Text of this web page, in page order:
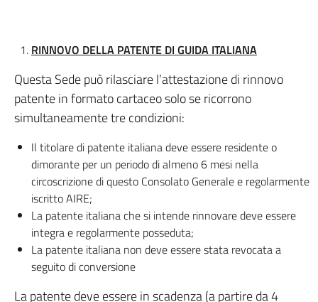
RINNOVO DELLA PATENTE DI GUIDA ITALIANA
Questa Sede può rilasciare l’attestazione di rinnovo
patente in formato cartaceo solo se ricorrono
simultaneamente tre condizioni:
Il titolare di patente italiana deve essere residente o
dimorante per un periodo di almeno 6 mesi nella
circoscrizione di questo Consolato Generale e regolarmente
iscritto AIRE;
La patente italiana che si intende rinnovare deve essere
integra e regolarmente posseduta;
La patente italiana non deve essere stata revocata a
seguito di conversione
La patente deve essere in scadenza (a partire da 4